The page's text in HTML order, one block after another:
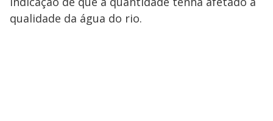
qualidade da água do rio.